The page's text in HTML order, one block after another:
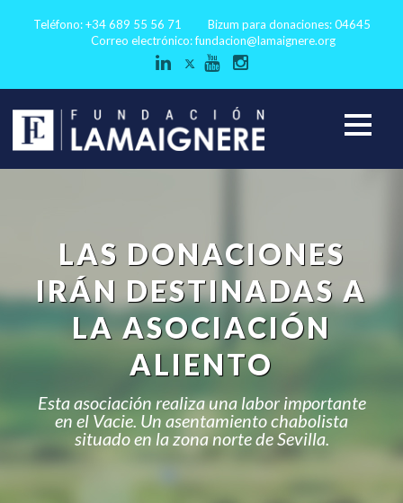
Teléfono: +34 689 55 56 71
Bizum para donaciones: 04645
Correo electrónico:fundacion@lamaignere.org
LAS DONACIONES
IRÁN DESTINADAS A
LA ASOCIACIÓN
ALIENTO
Esta asociación realiza una labor importante
en el Vacie. Un asentamiento chabolista
situado en la zona norte de Sevilla.